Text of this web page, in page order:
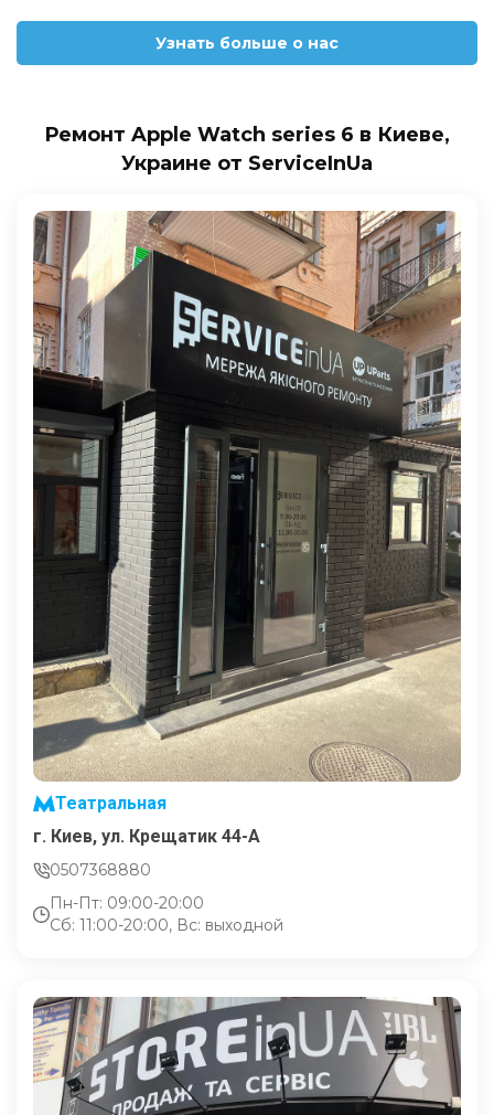
Узнать больше о нас
Ремонт Apple Watch series 6 в Киеве,
Украине от ServiceInUa
Театральная
г. Киев, ул. Крещатик 44-А
0507368880
Пн-Пт: 09:00-20:00
Сб: 11:00-20:00, Вс: выходной